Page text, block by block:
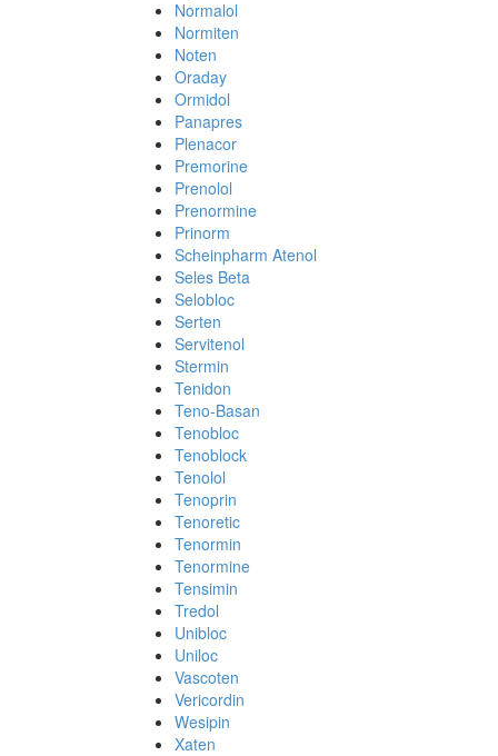
Normalol
Normiten
Noten
Oraday
Ormidol
Panapres
Plenacor
Premorine
Prenolol
Prenormine
Prinorm
Scheinpharm Atenol
Seles Beta
Selobloc
Serten
Servitenol
Stermin
Tenidon
Teno-Basan
Tenobloc
Tenoblock
Tenolol
Tenoprin
Tenoretic
Tenormin
Tenormine
Tensimin
Tredol
Unibloc
Uniloc
Vascoten
Vericordin
Wesipin
Xaten